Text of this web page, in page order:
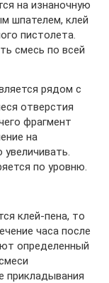
на изнаночную
шпателем, клей
пистолета.
смесь по всей
рядом с
отверстия
фрагмент
на
по уровню.
клей-пена, то
часа после
определенный
прикладывания